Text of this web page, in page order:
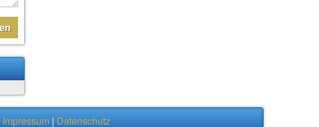
Impressum| Datenschutz